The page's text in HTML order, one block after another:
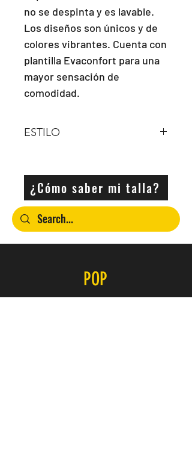
no se despinta y es lavable.
Los diseños son únicos y de
colores vibrantes. Cuenta con
plantilla Evaconfort para una
mayor sensación de
comodidad.
ESTILO
¿Cómo saber mi talla?
POP